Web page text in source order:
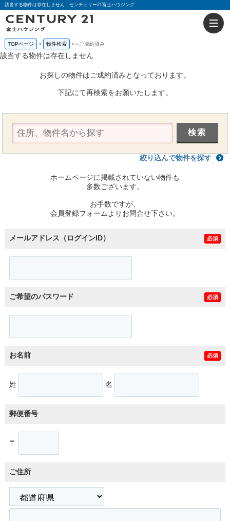
該当する物件は存在しません｜センチュリー21富士ハウジング
TOPページ 物件検索 - ご成約済み
該当する物件は存在しません
お探しの物件はご成約済みとなっております。
下記にて再検索をお願いたします。
絞り込んで物件を探す
ホームページに掲載されていない物件も
多数ございます。
お手数ですが、
会員登録フォームよりお問合せ下さい。
メールアドレス（ログインID） 必須
ご希望のパスワード 必須
お名前 必須
姓 名
郵便番号
〒
ご住所